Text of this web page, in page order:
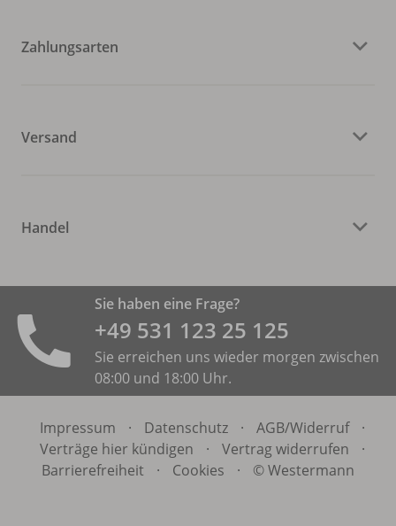
Zahlungsarten
Versand
Handel
Sie haben eine Frage?
+49 531 ­123 25 125
Sie erreichen uns wieder morgen zwischen
08:00 und 18:00 Uhr.
Impressum · Datenschutz · AGB/Widerruf
·
Verträge hier kündigen
· Vertrag widerrufen
·
Barrierefreiheit
· Cookies · © Westermann